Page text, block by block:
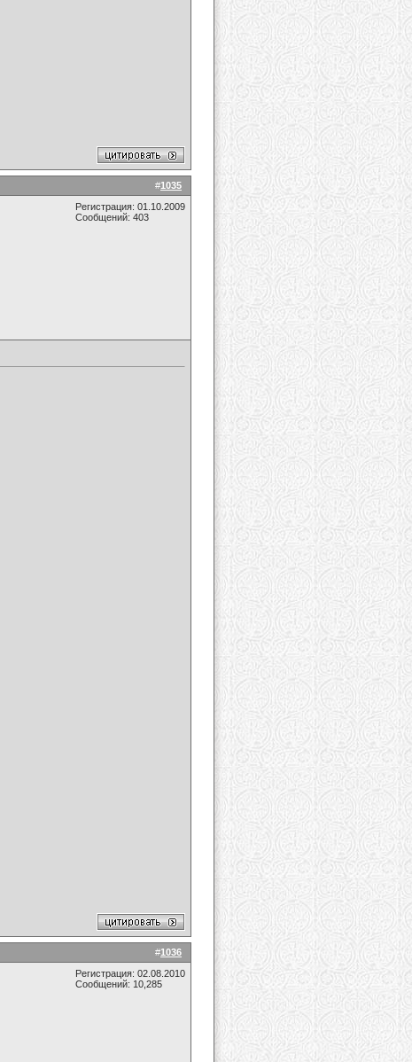
#1035
Регистрация: 01.10.2009
Сообщений: 403
#1036
Регистрация: 02.08.2010
Сообщений: 10,285